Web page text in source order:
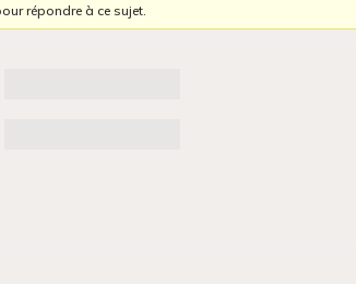
répondre à ce sujet.